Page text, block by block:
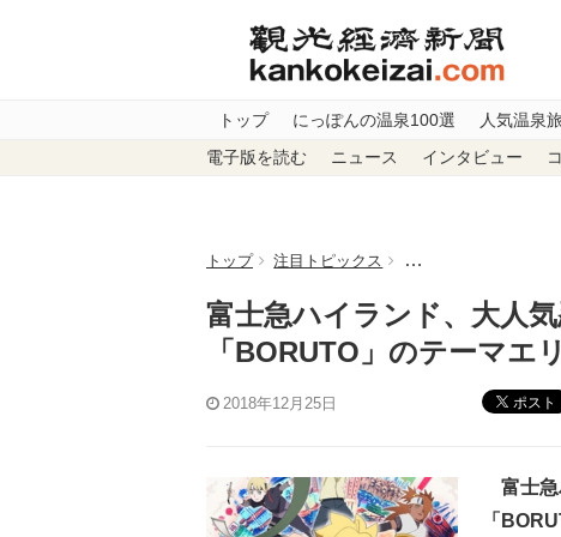
トップ にっぽんの温泉100選 人気温泉
電子版を読む ニュース インタビュー
トップ 注目トピックス 富士急ハイランド、
富士急ハイランド、大人
「BORUTO」のテーマエ
2018年12月25日 ポスト
富士急
「